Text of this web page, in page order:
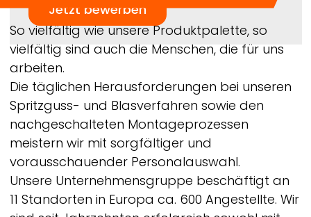
Jetzt bewerben
Breadcrumb
So vielfältig wie unsere Produktpalette, so
vielfältig sind auch die Menschen, die für uns
arbeiten.
Die täglichen Herausforderungen bei unseren
Spritzguss- und Blasverfahren sowie den
nachgeschalteten Montageprozessen
meistern wir mit sorgfältiger und
vorausschauender Personalauswahl.
Unsere Unternehmensgruppe beschäftigt an
11 Standorten in Europa ca. 600 Angestellte. Wir